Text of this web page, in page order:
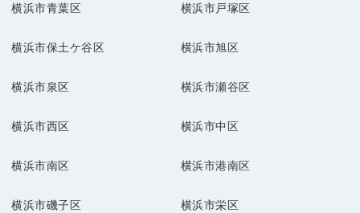
横浜市青葉区 横浜市戸塚区
横浜市保土ケ谷区 横浜市旭区
横浜市泉区 横浜市瀬谷区
横浜市西区 横浜市中区
横浜市南区 横浜市港南区
横浜市磯子区 横浜市栄区